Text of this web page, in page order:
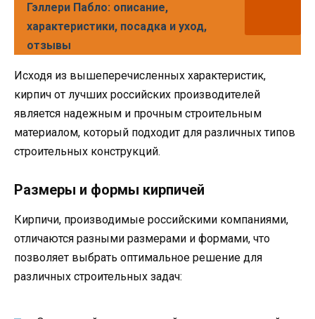
Гэллери Пабло: описание,
характеристики, посадка и уход,
отзывы
Исходя из вышеперечисленных характеристик,
кирпич от лучших российских производителей
является надежным и прочным строительным
материалом, который подходит для различных типов
строительных конструкций.
Размеры и формы кирпичей
Кирпичи, производимые российскими компаниями,
отличаются разными размерами и формами, что
позволяет выбрать оптимальное решение для
различных строительных задач: